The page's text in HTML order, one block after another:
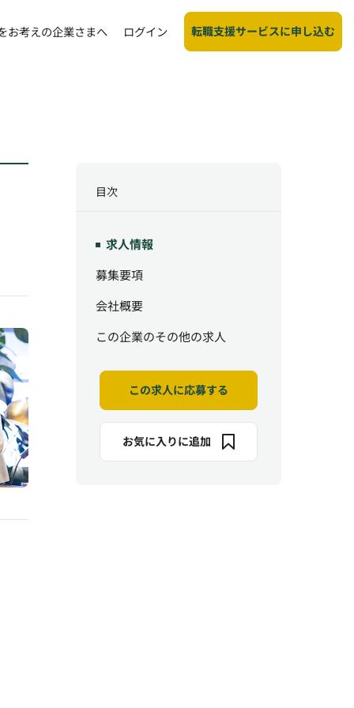
お考えの企業さまへ ログイン 転職支援サービスに申し込む
目次
求人情報
募集要項
会社概要
この企業のその他の求人
この求人に応募する
お気に入りに追加